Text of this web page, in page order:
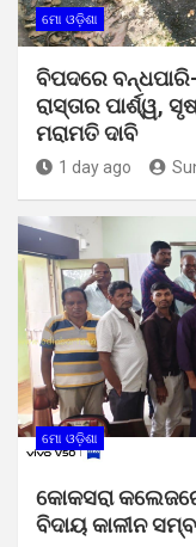
ମୋ ଓଡ଼ିଶା
ବିପଦରେ ବନ୍ଧପାରି-
ରାସ୍ତାର ପାର୍ଶ୍ୱ,
ମରାମତି ଦାବି
1 day ago
ମୋ ଓଡ଼ିଶା
କୋକସରା
ବିଦାୟ କାଳୀନ